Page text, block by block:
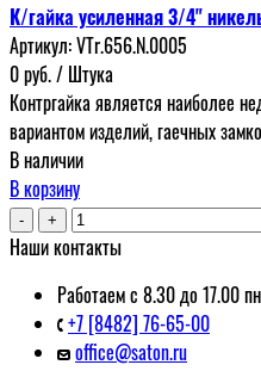
К/гайка усиленная 3/4"
Артикул:VTr.656.N.0005
0руб./ Штука
Контргайка является наиболее
вариантом изделий, гаечных
В наличии
В корзину
- +
Наши контакты
Работаем с 8.30 до 17.00
+7 [8482] 76-65-00
office@saton.ru